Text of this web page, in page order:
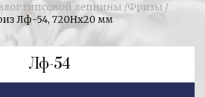
гипсовой лепнины /Фризы /
Лф-54, 720Нх20 мм
Лф-54